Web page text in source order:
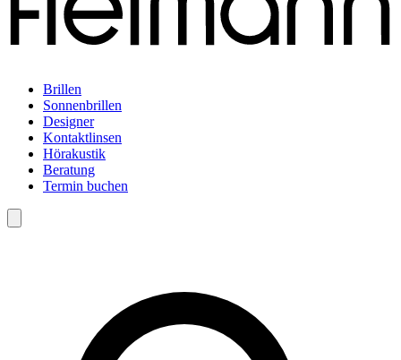
Brillen
Sonnenbrillen
Designer
Kontaktlinsen
Hörakustik
Beratung
Termin buchen